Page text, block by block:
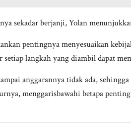
sekadar berjanji, Yolan
pentingnya menyesuaikan
setiap langkah yang diambil dapat
anggarannya tidak ada,
menggarisbawahi betapa